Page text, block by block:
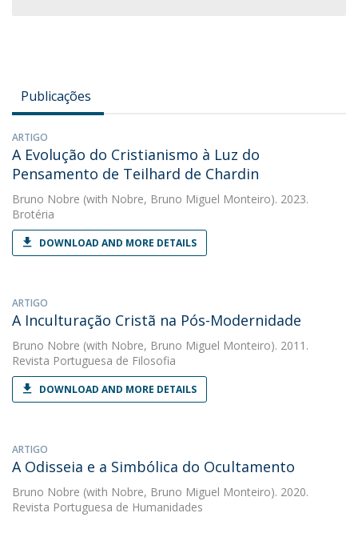
Publicações
ARTIGO
A Evolução do Cristianismo à Luz do
Pensamento de Teilhard de Chardin
Bruno Nobre (with Nobre, Bruno Miguel Monteiro). 2023.
Brotéria
DOWNLOAD AND MORE DETAILS
ARTIGO
A Inculturação Cristã na Pós-Modernidade
Bruno Nobre (with Nobre, Bruno Miguel Monteiro). 2011.
Revista Portuguesa de Filosofia
DOWNLOAD AND MORE DETAILS
ARTIGO
A Odisseia e a Simbólica do Ocultamento
Bruno Nobre (with Nobre, Bruno Miguel Monteiro). 2020.
Revista Portuguesa de Humanidades